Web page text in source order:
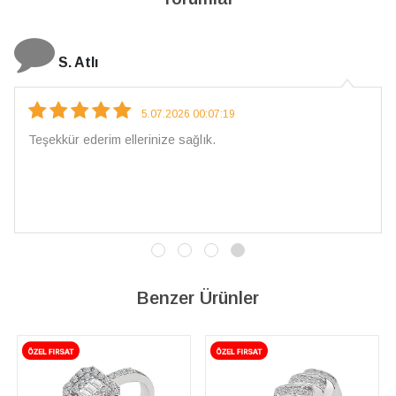
Çarpıcı ve olağanüstü bir işçilikle
Benzer Ürünler